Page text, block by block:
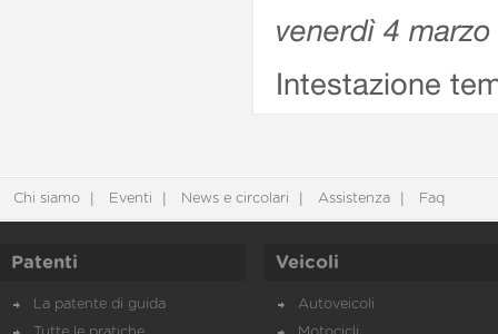
venerdì 4
Intestazione
Chi siamo Eventi News e circolari Assistenza Faq
Patenti
La patente di guida
Veicoli
Autoveicoli